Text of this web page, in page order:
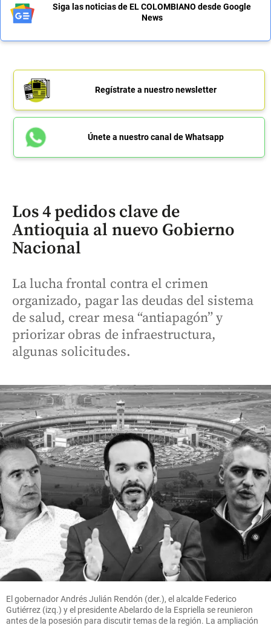
Siga las noticias de EL COLOMBIANO desde Google
News
Regístrate a nuestro newsletter
Únete a nuestro canal de Whatsapp
Los 4 pedidos clave de
Antioquia al nuevo Gobierno
Nacional
La lucha frontal contra el crimen
organizado, pagar las deudas del sistema
de salud, crear mesa “antiapagón” y
priorizar obras de infraestructura,
algunas solicitudes.
El gobernador Andrés Julián Rendón (der.), el alcalde Federico
Gutiérrez (izq.) y el presidente Abelardo de la Espriella se reunieron
antes de la posesión para discutir temas de la región. La ampliación